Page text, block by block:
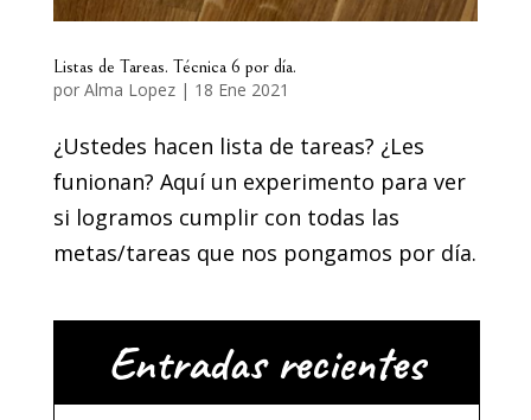
Listas de Tareas. Técnica 6 por día.
por Alma Lopez| 18 Ene 2021
¿Ustedes hacen lista de tareas? ¿Les
funionan? Aquí un experimento para ver
si logramos cumplir con todas las
metas/tareas que nos pongamos por día.
Entradas recientes